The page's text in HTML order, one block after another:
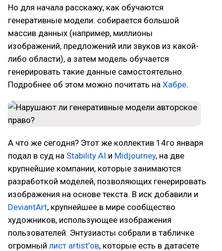
Но для начала расскажу, как обучаются
генеративные модели: собирается большой
массив данных (например, миллионы
изображений, предложений или звуков из какой-
либо области), а затем модель обучается
генерировать такие данные самостоятельно.
Подробнее об этом можно почитать на Хабре.
А что же сегодня? Этот же коллектив 14го января
подал в суд на Stability AI и Midjourney, на две
крупнейшие компании, которые занимаются
разработкой моделей, позволяющих генерировать
изображения на основе текста. В иск добавили и
DeviantArt, крупнейшее в мире сообщество
художников, использующее изображения
пользователей. Энтузиасты собрали в табличке
огромный лист artist’ов, которые есть в датасете